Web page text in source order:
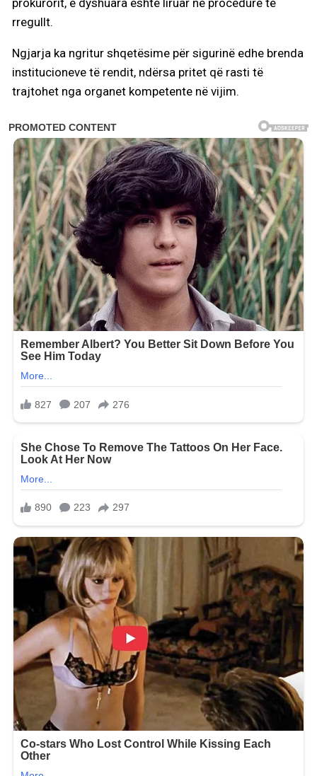
prokurorit, e dyshuara është liruar në procedurë të
rregullt.
Ngjarja ka ngritur shqetësime për sigurinë edhe brenda
institucioneve të rendit, ndërsa pritet që rasti të
trajtohet nga organet kompetente në vijim.